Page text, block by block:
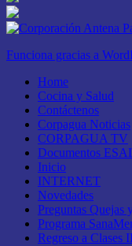
Funciona gracias a
Home
Cocina y Salud
Contáctenos
Corpagua Noticias
CORPAGUA TV
Documentos
Inicio
INTERNET
Novedades
Preguntas Quejas
Programa
Regreso a Clases